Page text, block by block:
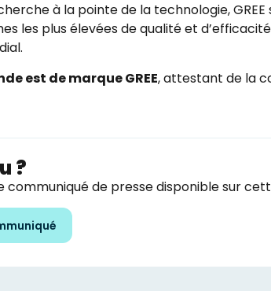
à la pointe de la technologie, GREE
les plus élevées de qualité et
est de marque GREE, attestant de la
?
de presse disponible sur